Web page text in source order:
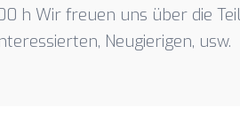
h Wir freuen uns über die
Neugierigen, usw.